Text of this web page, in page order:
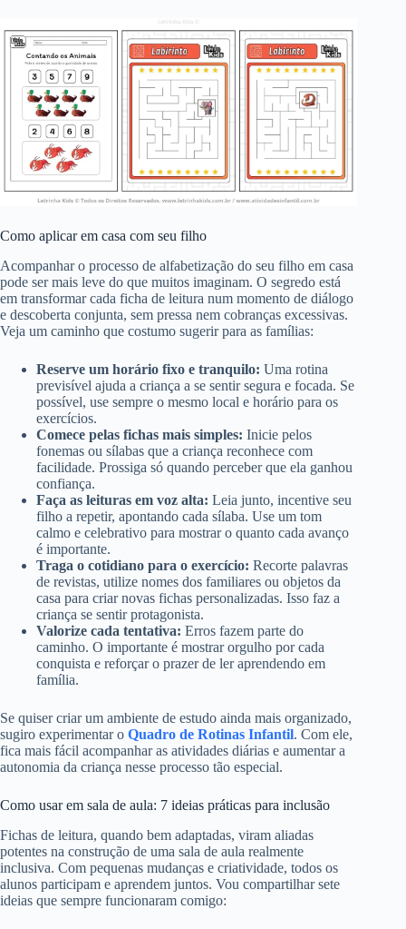
Como aplicar em casa com seu filho
Acompanhar o processo de alfabetização do seu filho em casa
pode ser mais leve do que muitos imaginam. O segredo está
em transformar cada ficha de leitura num momento de diálogo
e descoberta conjunta, sem pressa nem cobranças excessivas.
Veja um caminho que costumo sugerir para as famílias:
Reserve um horário fixo e tranquilo: Uma rotina
previsível ajuda a criança a se sentir segura e focada. Se
possível, use sempre o mesmo local e horário para os
exercícios.
Comece pelas fichas mais simples: Inicie pelos
fonemas ou sílabas que a criança reconhece com
facilidade. Prossiga só quando perceber que ela ganhou
confiança.
Faça as leituras em voz alta: Leia junto, incentive seu
filho a repetir, apontando cada sílaba. Use um tom
calmo e celebrativo para mostrar o quanto cada avanço
é importante.
Traga o cotidiano para o exercício: Recorte palavras
de revistas, utilize nomes dos familiares ou objetos da
casa para criar novas fichas personalizadas. Isso faz a
criança se sentir protagonista.
Valorize cada tentativa: Erros fazem parte do
caminho. O importante é mostrar orgulho por cada
conquista e reforçar o prazer de ler aprendendo em
família.
Se quiser criar um ambiente de estudo ainda mais organizado,
sugiro experimentar o Quadro de Rotinas Infantil. Com ele,
fica mais fácil acompanhar as atividades diárias e aumentar a
autonomia da criança nesse processo tão especial.
Como usar em sala de aula: 7 ideias práticas para inclusão
Fichas de leitura, quando bem adaptadas, viram aliadas
potentes na construção de uma sala de aula realmente
inclusiva. Com pequenas mudanças e criatividade, todos os
alunos participam e aprendem juntos. Vou compartilhar sete
ideias que sempre funcionaram comigo: